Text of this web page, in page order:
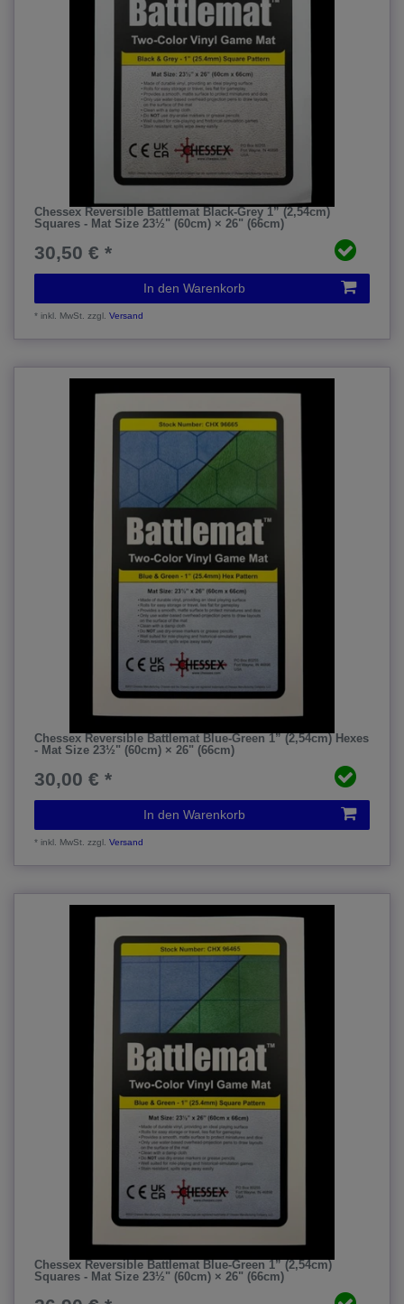
Chessex Reversible Battlemat Black-Grey 1” (2,54cm)
Squares - Mat Size 23½" (60cm) × 26" (66cm)
30,50 € *
In den Warenkorb
*inkl. MwSt. zzgl.Versand
Chessex Reversible Battlemat Blue-Green 1” (2,54cm) Hexes
- Mat Size 23½" (60cm) × 26" (66cm)
30,00 € *
In den Warenkorb
*inkl. MwSt. zzgl.Versand
Chessex Reversible Battlemat Blue-Green 1” (2,54cm)
Squares - Mat Size 23½" (60cm) × 26" (66cm)